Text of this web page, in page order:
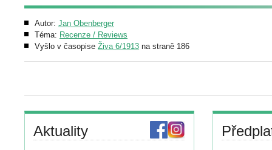
Autor: Jan Obenberger
Téma: Recenze / Reviews
Vyšlo v časopise Živa 6/1913 na straně 186
Aktuality